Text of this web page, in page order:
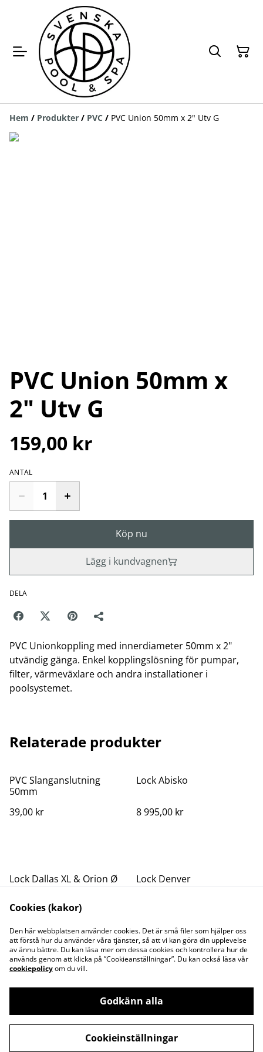
Hem / Produkter / PVC / PVC Union 50mm x 2" Utv G
PVC Union 50mm x
2" Utv G
159,00 kr
ANTAL
Köp nu
Lägg i kundvagnen
DELA
PVC Unionkoppling med innerdiameter 50mm x 2"
utvändig gänga. Enkel kopplingslösning för pumpar,
filter, värmeväxlare och andra installationer i
poolsystemet.
Relaterade produkter
PVC Slanganslutning
50mm
39,00 kr
Lock Abisko
8 995,00 kr
Lock Dallas XL & Orion Ø
230cm
8 995,00 kr
Lock Denver
Integritetspolicy
Cookiepolicy
Cookies (kakor)
Den här webbplatsen använder cookies. Det är små filer som hjälper oss
att förstå hur du använder våra tjänster, så att vi kan göra din upplevelse
av ännu bättre. Du kan läsa mer om dessa cookies och kontrollera hur de
används genom att klicka på ”Cookieanställningar”. Du kan också läsa vår
cookiepolicyom du vill.
Godkänn alla
Cookieinställningar